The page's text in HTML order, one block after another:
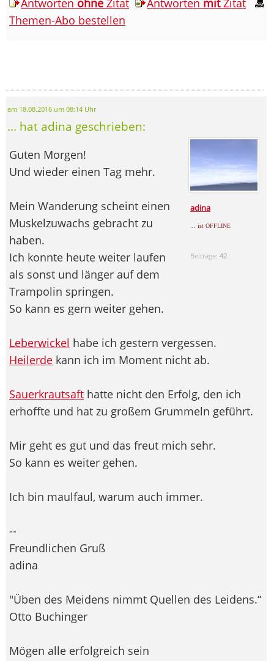
Antworten ohne Zitat Antworten mitZitat
Themen-Abo bestellen
am 18.08.2016 um 08:14 Uhr
... hat adina geschrieben:
adina
... ist OFFLINE
Beiträge:42
Guten Morgen!
Und wieder einen Tag mehr.
Mein Wanderung scheint einen
Muskelzuwachs gebracht zu
haben.
Ich konnte heute weiter laufen
als sonst und länger auf dem
Trampolin springen.
So kann es gern weiter gehen.
Leberwickel habe ich gestern vergessen.
Heilerde kann ich im Moment nicht ab.
Sauerkrautsaft hatte nicht den Erfolg, den ich
erhoffte und hat zu großem Grummeln geführt.
Mir geht es gut und das freut mich sehr.
So kann es weiter gehen.
Ich bin maulfaul, warum auch immer.
--
Freundlichen Gruß
adina
"Üben des Meidens nimmt Quellen des Leidens.“
Otto Buchinger
Mögen alle erfolgreich sein